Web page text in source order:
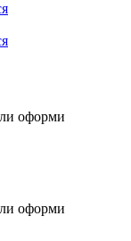
оформи
оформи